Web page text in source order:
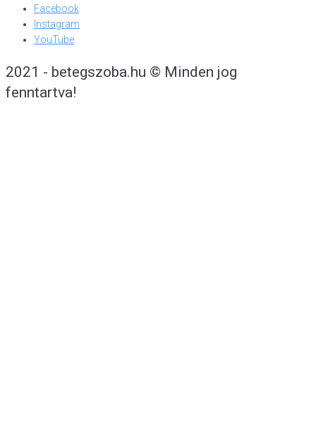
Facebook
Instagram
YouTube
2021 - betegszoba.hu © Minden jog
fenntartva!